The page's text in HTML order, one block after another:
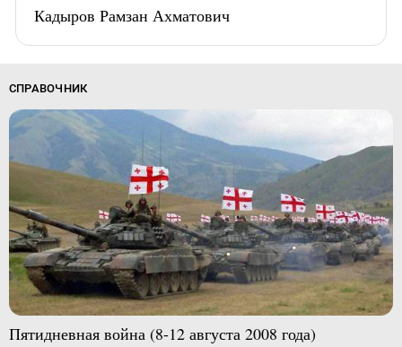
Кадыров Рамзан Ахматович
СПРАВОЧНИК
Пятидневная война (8-12 августа 2008 года)